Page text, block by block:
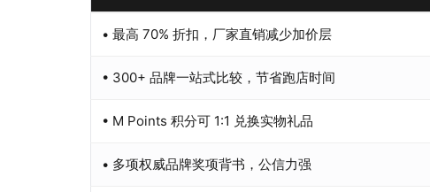
• 最高 70% 折扣，厂家直销减少加价层
• 300+ 品牌一站式比较，节省跑店时间
• M Points 积分可 1:1 兑换实物礼品
• 多项权威品牌奖项背书，公信力强